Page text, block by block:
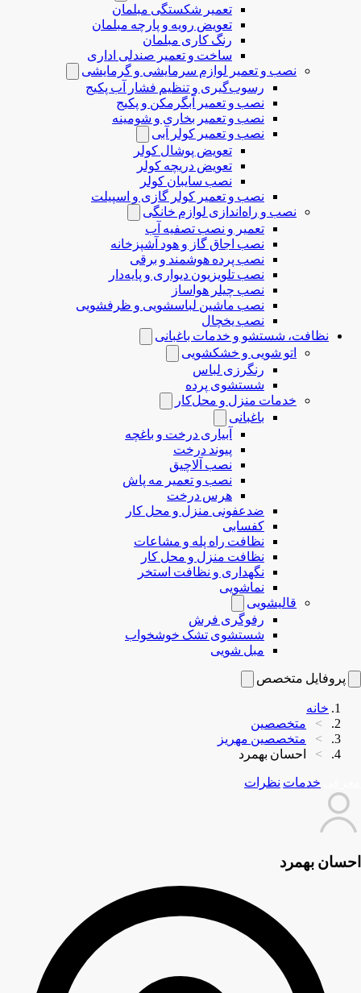
تعمیر شکستگی مبلمان
تعویض رویه و پارچه مبلمان
رنگ کاری مبلمان
ساخت و تعمیر صندلی اداری
نصب و تعمیر لوازم سرمایشی و گرمایشی
رسوب‌گیری و تنظیم فشار آب پکیج
نصب و تعمیر آبگرمکن و پکیج
نصب و تعمیر بخاری و شومینه
نصب و تعمیر کولر آبی
تعویض پوشال کولر
تعویض دریچه کولر
نصب سایبان کولر
نصب و تعمیر کولر گازی و اسپیلت
نصب و راه‌اندازی لوازم خانگی
تعمیر و نصب تصفیه آب
نصب اجاق گاز و هود آشپزخانه
نصب پرده هوشمند و برقی
نصب تلویزیون دیواری و پایه‌دار
نصب چیلر هواساز
نصب ماشین لباسشویی و ظرفشویی
نصب یخچال
نظافت، شستشو و خدمات باغبانی
اتو شویی و خشکشویی
رنگرزی لباس
شستشوی پرده
خدمات منزل و محل‌کار
باغبانی
آبیاری درخت و باغچه
پیوند درخت
نصب آلاچیق
نصب و تعمیر مه پاش
هرس درخت
ضدعفونی منزل و محل کار
کفسابی
نظافت راه پله و مشاعات
نظافت منزل و محل کار
نگهداری و نظافت استخر
نماشویی
قالیشویی
رفوگری فرش
شستشوی تشک خوشخواب
مبل شویی
پروفایل متخصص
خانه
متخصصین
متخصصین مهریز
احسان بهمرد
خدمات نظرات
احسان بهمرد